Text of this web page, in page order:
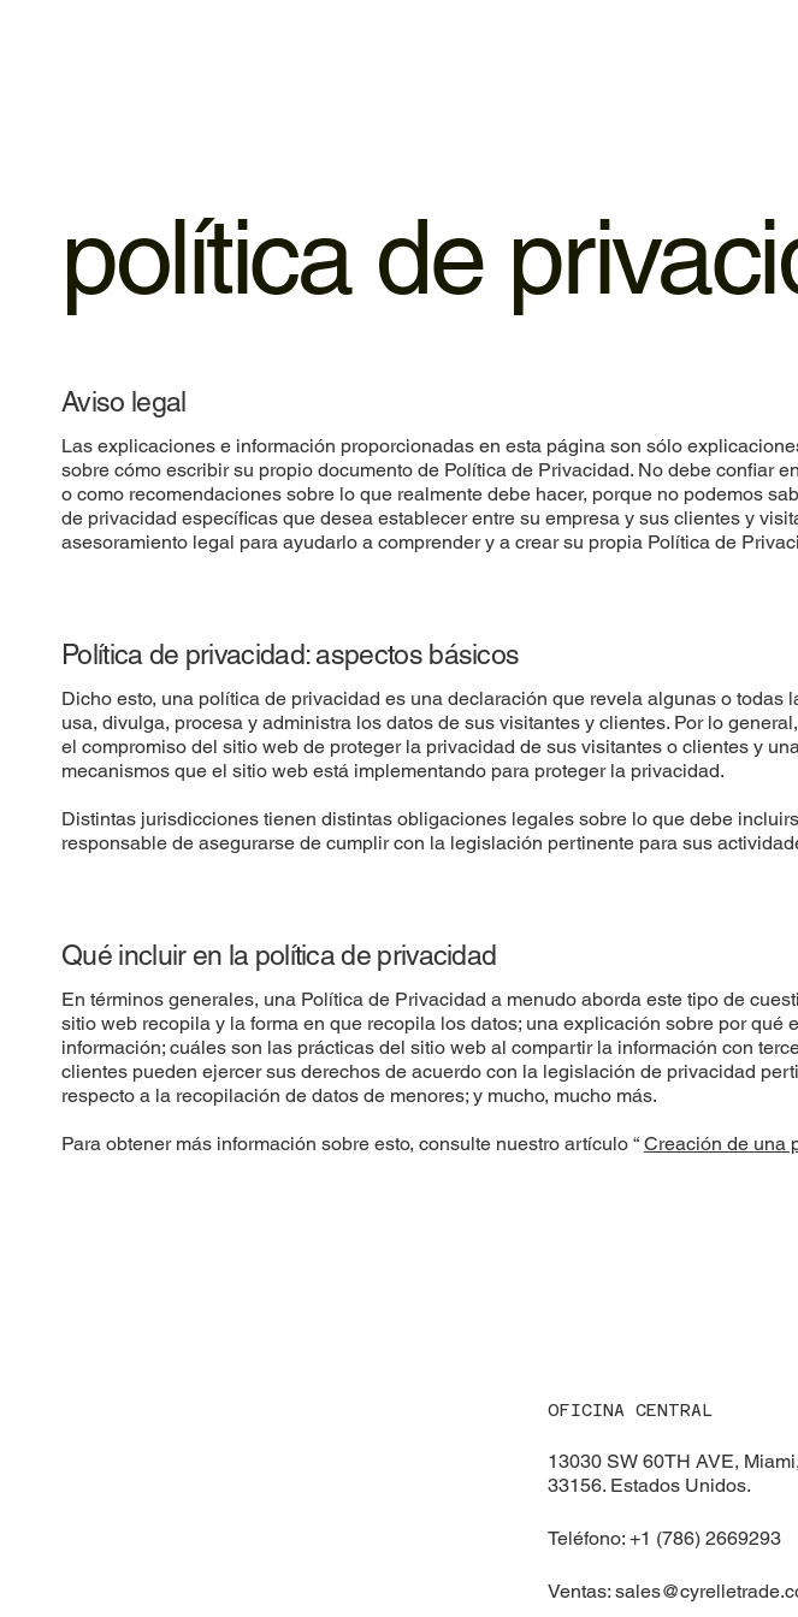
política de
Aviso legal
Las explicaciones e información proporcionadas en esta página son sólo
sobre cómo escribir su propio documento de Política de Privacidad. No debe confiar
o como recomendaciones sobre lo que realmente debe hacer, porque no podemos
de privacidad específicas que desea establecer entre su empresa y sus clientes y
asesoramiento legal para ayudarlo a comprender y a crear su propia Política de
Política de privacidad: aspectos básicos
Dicho esto, una política de privacidad es una declaración que revela algunas o todas
usa, divulga, procesa y administra los datos de sus visitantes y clientes. Por lo
el compromiso del sitio web de proteger la privacidad de sus visitantes o clientes y
mecanismos que el sitio web está implementando para proteger la privacidad.
Distintas jurisdicciones tienen distintas obligaciones legales sobre lo que debe
responsable de asegurarse de cumplir con la legislación pertinente para sus
Qué incluir en la política de privacidad
En términos generales, una Política de Privacidad a menudo aborda este tipo de
sitio web recopila y la forma en que recopila los datos; una explicación sobre por qué
información; cuáles son las prácticas del sitio web al compartir la información con
clientes pueden ejercer sus derechos de acuerdo con la legislación de privacidad
respecto a la recopilación de datos de menores; y mucho, mucho más.
Para obtener más información sobre esto, consulte nuestro artículo “Creación de una
OFICINA CENTRAL
13030 SW 60TH AVE,
33156. Estados Unidos.
Teléfono: +1 (786) 2669293
Ventas: